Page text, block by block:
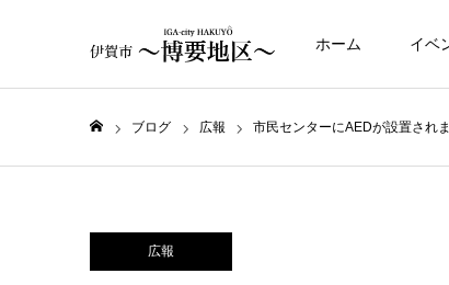
ホーム イベ
ブログ 広報 市民センターにAEDが設置されま
広報